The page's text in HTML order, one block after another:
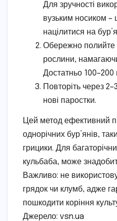
Для зручності
вузьким носиком
націлитися на
Обережно полийте
рослини,
Достатньо
Повторіть через
нові паростки.
Цей метод ефективний
однорічних бур’янів,
грицики. Для
кульбаба, може
Важливо: не
грядок чи клумб, адже
пошкодити коріння
Джерело: vsn.ua